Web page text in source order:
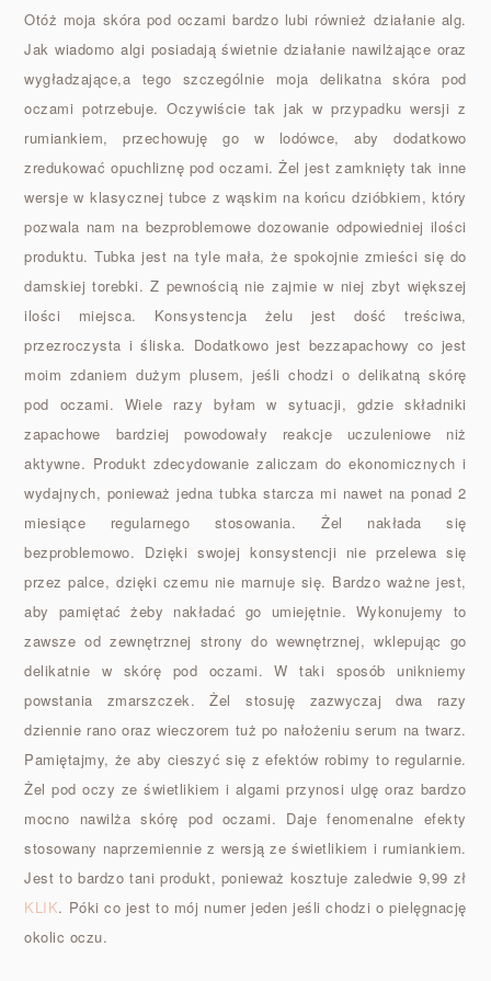
Otóż moja skóra pod oczami bardzo lubi również działanie alg.
Jak wiadomo algi posiadają świetnie działanie nawilżające oraz
wygładzające,a tego szczególnie moja delikatna skóra pod
oczami potrzebuje. Oczywiście tak jak w przypadku wersji z
rumiankiem, przechowuję go w lodówce, aby dodatkowo
zredukować opuchliznę pod oczami. Żel jest zamknięty tak inne
wersje w klasycznej tubce z wąskim na końcu dzióbkiem, który
pozwala nam na bezproblemowe dozowanie odpowiedniej ilości
produktu. Tubka jest na tyle mała, że spokojnie zmieści się do
damskiej torebki. Z pewnością nie zajmie w niej zbyt większej
ilości miejsca. Konsystencja żelu jest dość treściwa,
przezroczysta i śliska. Dodatkowo jest bezzapachowy co jest
moim zdaniem dużym plusem, jeśli chodzi o delikatną skórę
pod oczami. Wiele razy byłam w sytuacji, gdzie składniki
zapachowe bardziej powodowały reakcje uczuleniowe niż
aktywne. Produkt zdecydowanie zaliczam do ekonomicznych i
wydajnych, ponieważ jedna tubka starcza mi nawet na ponad 2
miesiące regularnego stosowania. Żel nakłada się
bezproblemowo. Dzięki swojej konsystencji nie przelewa się
przez palce, dzięki czemu nie marnuje się. Bardzo ważne jest,
aby pamiętać żeby nakładać go umiejętnie. Wykonujemy to
zawsze od zewnętrznej strony do wewnętrznej, wklepując go
delikatnie w skórę pod oczami. W taki sposób unikniemy
powstania zmarszczek. Żel stosuję zazwyczaj dwa razy
dziennie rano oraz wieczorem tuż po nałożeniu serum na twarz.
Pamiętajmy, że aby cieszyć się z efektów robimy to regularnie.
Żel pod oczy ze świetlikiem i algami przynosi ulgę oraz bardzo
mocno nawilża skórę pod oczami. Daje fenomenalne efekty
stosowany naprzemiennie z wersją ze świetlikiem i rumiankiem.
Jest to bardzo tani produkt, ponieważ kosztuje zaledwie 9,99 zł
KLIK. Póki co jest to mój numer jeden jeśli chodzi o pielęgnację
okolic oczu.